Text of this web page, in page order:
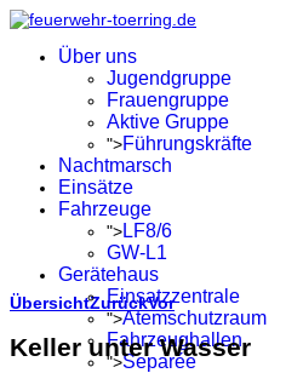
Über uns
Jugendgruppe
Frauengruppe
Aktive Gruppe
">Führungskräfte
Nachtmarsch
Einsätze
Fahrzeuge
">LF8/6
GW-L1
Gerätehaus
Einsatzzentrale
">Atemschutzraum
Fahrzeughallen
">Separée
ÜbersichtZurückVor
Keller unter Wasser